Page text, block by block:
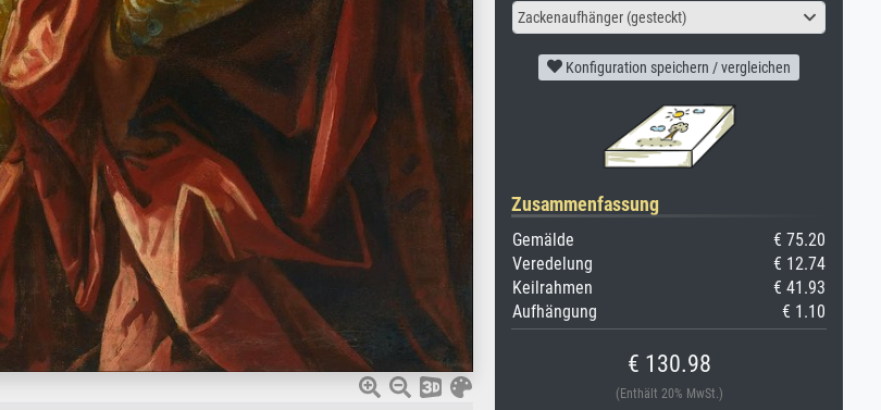
Zackenaufhänger (gesteckt)
Konfiguration speichern / vergleichen
Zusammenfassung
Gemälde
€ 75.20
Veredelung
€ 12.74
Keilrahmen
€ 41.93
Aufhängung
€ 1.10
€ 130.98
(Enthält 20% MwSt.)